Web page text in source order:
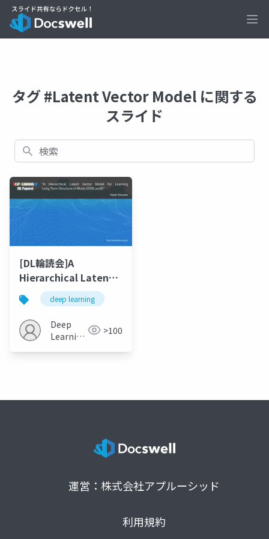
タグ #Latent Vector Model に関する
スライド
検索
[DL輪読会]A
Hierarchical Latent
Vector Model for
Learning Long-Term
Structure in Music
deep learning
Deep
Learning
>100
運営：株式会社アプルーシッド
利用規約